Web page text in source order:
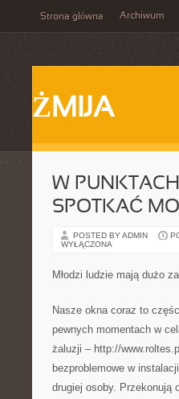
Strona główna Archiwum
ŻMIJA
W
SPOTKAĆ
POSTED BY ADMIN
WYŁĄCZONA
Młodzi ludzie mają dużo
Nasze okna coraz to
pewnych momentach w
żaluzji – http://
bezproblemowe w
drugiej osoby. Przekonują